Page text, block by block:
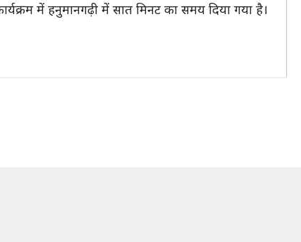
में हनुमानगढ़ी में सात मिनट का समय दिया गया है।